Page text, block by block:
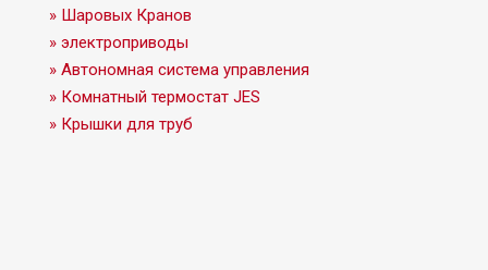
» Шаровых Кранов
» электроприводы
» Автономная система управления
» Комнатный термостат JES
» Крышки для труб